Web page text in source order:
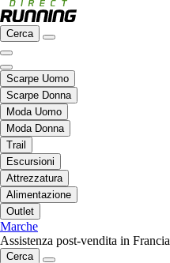
Cerca
Scarpe Uomo
Scarpe Donna
Moda Uomo
Moda Donna
Trail
Escursioni
Attrezzatura
Alimentazione
Outlet
Marche
Assistenza post-vendita in Francia
Cerca